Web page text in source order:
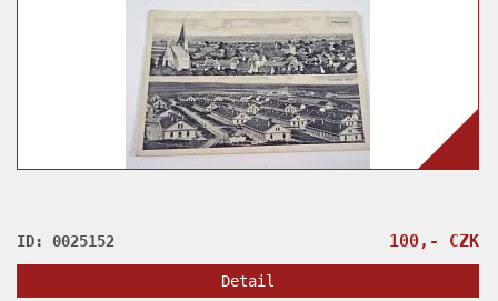
ID: 0025152 100,- CZK
Detail